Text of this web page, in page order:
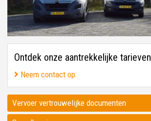
Ontdek onze aantrekkelijke tarieven
Neem contact op
Vervoer vertrouwelijke documenten